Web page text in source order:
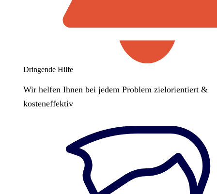
Dringende Hilfe
Wir helfen Ihnen bei jedem Problem zielorientiert &
kosteneffektiv